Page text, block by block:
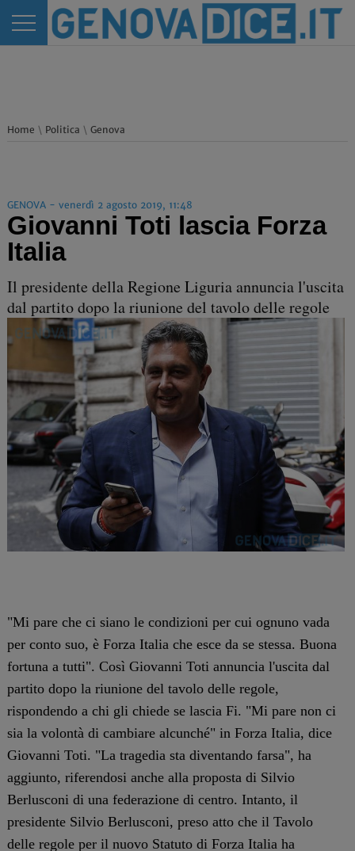
Home \ Politica \ Genova
GENOVA - venerdì 2 agosto 2019, 11:48
Giovanni Toti lascia Forza
Italia
Il presidente della Regione Liguria annuncia l'uscita
dal partito dopo la riunione del tavolo delle regole
"Mi pare che ci siano le condizioni per cui ognuno vada
per conto suo, è Forza Italia che esce da se stessa. Buona
fortuna a tutti". Così Giovanni Toti annuncia l'uscita dal
partito dopo la riunione del tavolo delle regole,
rispondendo a chi gli chiede se lascia Fi. "Mi pare non ci
sia la volontà di cambiare alcunché" in Forza Italia, dice
Giovanni Toti. "La tragedia sta diventando farsa", ha
aggiunto, riferendosi anche alla proposta di Silvio
Berlusconi di una federazione di centro. Intanto, il
presidente Silvio Berlusconi, preso atto che il Tavolo
delle regole per il nuovo Statuto di Forza Italia ha